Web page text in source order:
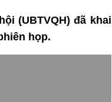
(UBTVQH) đã khai
họp.